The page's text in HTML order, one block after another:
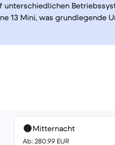
unterschiedlichen
13 Mini, was grundlegende
Mitternacht
Ab: 280.99 EUR